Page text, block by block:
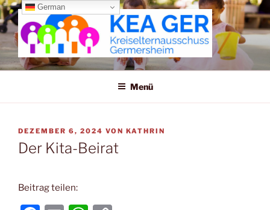
Zum
Inhalt
springen
KREISELTERNAUSSCHUSS
GERMERSHEIM
Menü
VERÖFFENTLICHT
AM
DEZEMBER 6, 2024 VON KATHRIN
Der Kita-Beirat
Beitrag teilen:
German